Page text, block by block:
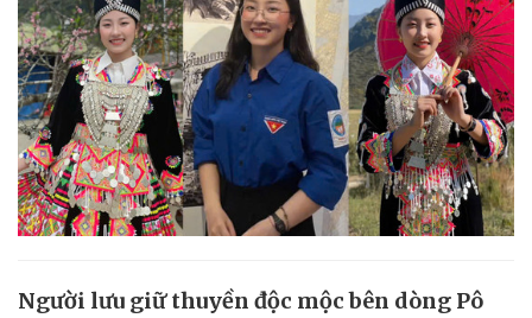
Người lưu giữ thuyền độc mộc bên dòng Pô